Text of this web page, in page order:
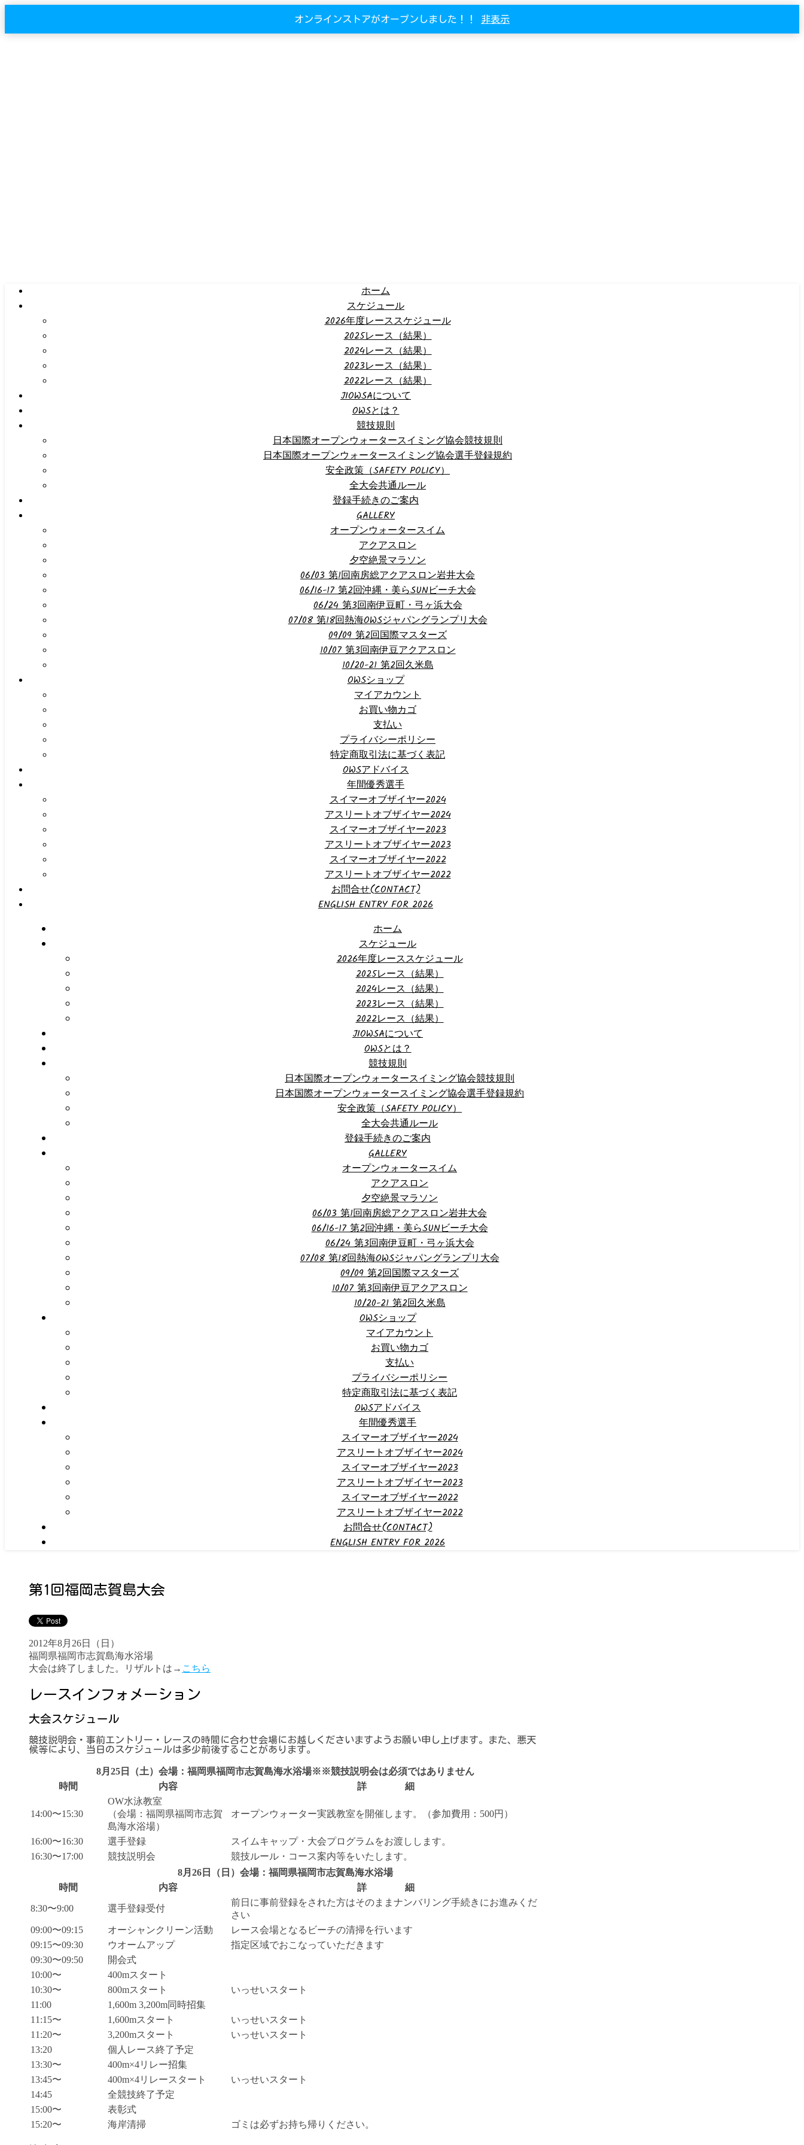
オンラインストアがオープンしました！！ 非表示
ホーム
スケジュール
2026年度レーススケジュール
2025レース（結果）
2024レース（結果）
2023レース（結果）
2022レース（結果）
JIOWSAについて
OWSとは？
競技規則
日本国際オープンウォータースイミング協会競技規則
日本国際オープンウォータースイミング協会選手登録規約
安全政策（SAFETY POLICY）
全大会共通ルール
登録手続きのご案内
GALLERY
オープンウォータースイム
アクアスロン
夕空絶景マラソン
06/03 第1回南房総アクアスロン岩井大会
06/16-17 第2回沖縄・美らSUNビーチ大会
06/24 第3回南伊豆町・弓ヶ浜大会
07/08 第18回熱海OWSジャパングランプリ大会
09/09 第2回国際マスターズ
10/07 第3回南伊豆アクアスロン
10/20-21 第2回久米島
OWSショップ
マイアカウント
お買い物カゴ
支払い
プライバシーポリシー
特定商取引法に基づく表記
OWSアドバイス
年間優秀選手
スイマーオブザイヤー2024
アスリートオブザイヤー2024
スイマーオブザイヤー2023
アスリートオブザイヤー2023
スイマーオブザイヤー2022
アスリートオブザイヤー2022
お問合せ(CONTACT)
ENGLISH ENTRY FOR 2026
ホーム
スケジュール
2026年度レーススケジュール
2025レース（結果）
2024レース（結果）
2023レース（結果）
2022レース（結果）
JIOWSAについて
OWSとは？
競技規則
日本国際オープンウォータースイミング協会競技規則
日本国際オープンウォータースイミング協会選手登録規約
安全政策（SAFETY POLICY）
全大会共通ルール
登録手続きのご案内
GALLERY
オープンウォータースイム
アクアスロン
夕空絶景マラソン
06/03 第1回南房総アクアスロン岩井大会
06/16-17 第2回沖縄・美らSUNビーチ大会
06/24 第3回南伊豆町・弓ヶ浜大会
07/08 第18回熱海OWSジャパングランプリ大会
09/09 第2回国際マスターズ
10/07 第3回南伊豆アクアスロン
10/20-21 第2回久米島
OWSショップ
マイアカウント
お買い物カゴ
支払い
プライバシーポリシー
特定商取引法に基づく表記
OWSアドバイス
年間優秀選手
スイマーオブザイヤー2024
アスリートオブザイヤー2024
スイマーオブザイヤー2023
アスリートオブザイヤー2023
スイマーオブザイヤー2022
アスリートオブザイヤー2022
お問合せ(CONTACT)
ENGLISH ENTRY FOR 2026
第1回福岡志賀島大会
2012年8月26日（日）
福岡県福岡市志賀島海水浴場
大会は終了しました。リザルトは→ こちら
レースインフォメーション
大会スケジュール
競技説明会・事前エントリー・レースの時間に合わせ会場にお越しくださいますようお願い申し上げます。また、悪天
候等により、当日のスケジュールは多少前後することがあります。
8月25日（土）会場：福岡県福岡市志賀島海水浴場※※競技説明会は必須ではありません
時間
内容 詳 細
14:00〜15:30
OW水泳教室
（会場：福岡県福岡市志賀
島海水浴場）
オープンウォーター実践教室を開催します。（参加費用：500円）
16:00〜16:30 選手登録
スイムキャップ・大会プログラムをお渡しします。
16:30〜17:00
競技説明会
競技ルール・コース案内等をいたします。
8月26日（日）会場：福岡県福岡市志賀島海水浴場
時間
内容 詳 細
8:30〜9:00 選手登録受付
前日に事前登録をされた方はそのままナンバリング手続きにお進みくだ
さい
09:00〜09:15
オーシャンクリーン活動
レース会場となるビーチの清掃を行います
09:15〜09:30
ウオームアップ
指定区域でおこなっていただきます
09:30〜09:50
開会式
10:00〜
400mスタート
10:30〜
800mスタート
いっせいスタート
11:00
1,600m 3,200m同時招集
11:15〜
1,600mスタート
いっせいスタート
11:20〜
3,200mスタート
いっせいスタート
13:20
個人レース終了予定
13:30〜
400m×4リレー招集
13:45〜
400m×4リレースタート
いっせいスタート
14:45
全競技終了予定
15:00〜
表彰式
15:20〜
海岸清掃 ゴミは必ずお持ち帰りください。